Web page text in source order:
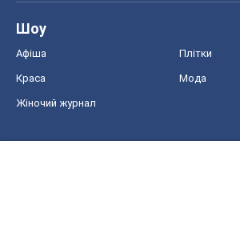
Шоу
Афіша Плітки
Краса Мода
Жіночий журнал